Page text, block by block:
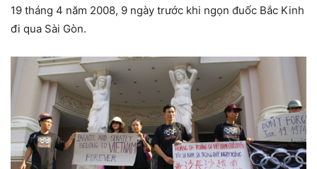
19 tháng 4 năm 2008, 9 ngày trước khi ngọn đuốc Bắc Kinh
đi qua Sài Gòn.